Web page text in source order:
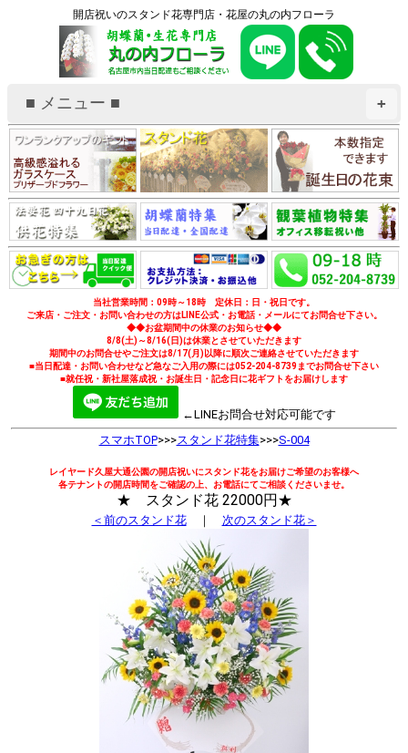
開店祝いのスタンド花専門店・花屋の丸の内フローラ
+
■ メニュー ■
当社営業時間：09時～18時 定休日：日・祝日です。
ご来店・ご注文・お問い合わせの方はLINE公式・お電話・メールにてお問合せ下さい。
◆◆お盆期間中の休業のお知らせ◆◆
8/8(土)～8/16(日)は休業とさせていただきます
期間中のお問合せやご注文は8/17(月)以降に順次ご連絡させていただきます
■当日配達・お問い合わせなど急なご入用の際には052-204-8739までお問合せ下さい
■就任祝・新社屋落成祝・お誕生日・記念日に花ギフトをお届けします
←LINEお問合せ対応可能です
スマホTOP>>>スタンド花特集>>>S-004
レイヤード久屋大通公園の開店祝いにスタンド花をお届けご希望のお客様へ
各テナントの開店時間をご確認の上、お電話にてご相談くださいませ。
★ スタンド花 22000円★
＜前のスタンド花｜ 次のスタンド花＞